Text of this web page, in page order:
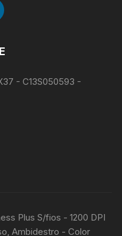
- C13S050593 -
Plus S/fios - 1200 DPI
Ambidestro - Color